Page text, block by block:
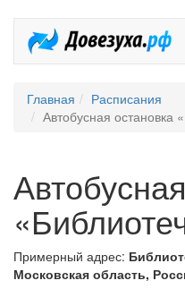
Главная
Расписания
Автобусная остановка
Примерный адрес:
Московская область,